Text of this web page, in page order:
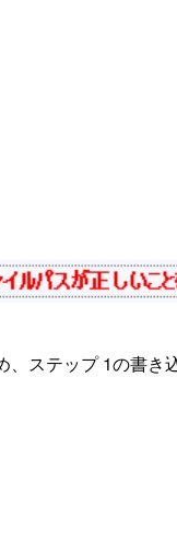
ステップ 1の書き